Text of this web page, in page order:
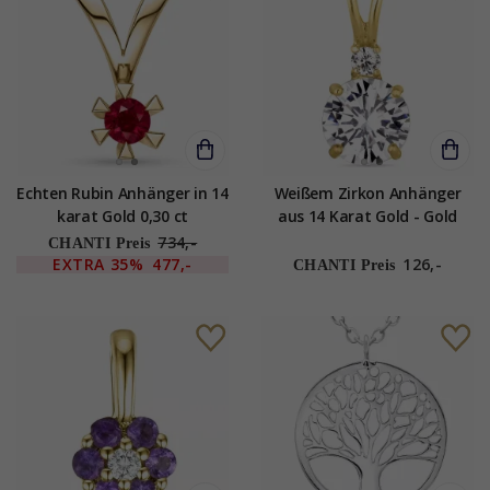
Echten Rubin Anhänger in 14
karat Gold 0,30 ct
CHANTI Preis 734,-
EXTRA 35% 477,-
Weißem Zirkon Anhänger
aus 14 Karat Gold - Gold
CHANTI Preis 126,-